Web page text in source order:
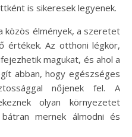
is sikeresek legyenek.
közös élmények, a szeretet
értékek. Az otthoni légkör,
magukat, és ahol a
abban, hogy egészséges
nőjenek fel. A
olyan környezetet
mernek álmodni és